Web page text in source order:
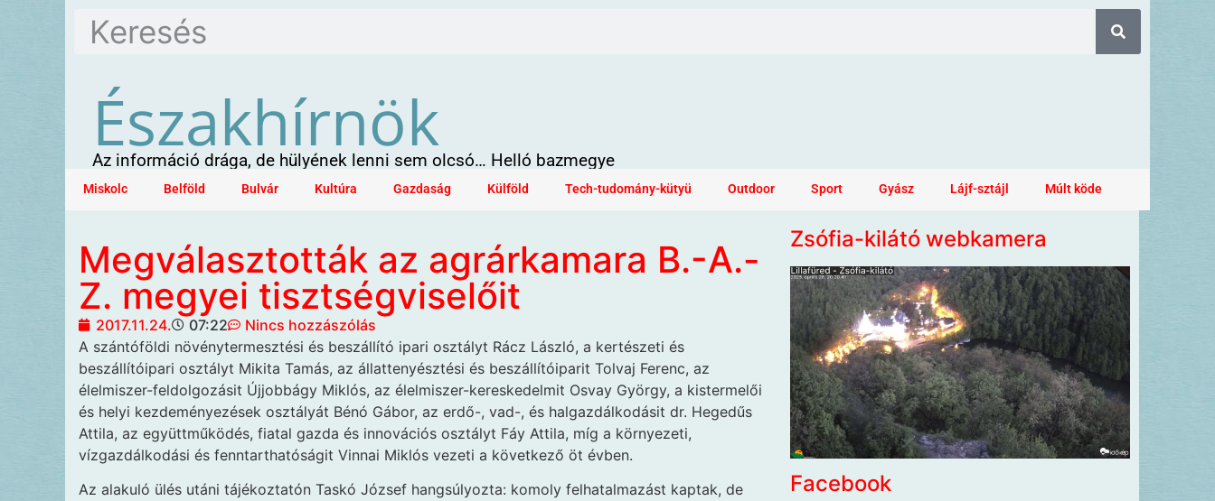
Északhírnök
Az információ drága, de hülyének lenni sem olcsó… Helló bazmegye
Miskolc Belföld Bulvár Kultúra Gazdaság Külföld Tech-tudomány-kütyü Outdoor Sport Gyász Lájf-sztájl Múlt köde
Megválasztották az agrárkamara B.-A.-
Z. megyei tisztségviselőit
2017.11.24. 07:22
Nincs hozzászólás
A szántóföldi növénytermesztési és beszállító ipari osztályt Rácz László, a kertészeti és
beszállítóipari osztályt Mikita Tamás, az állattenyésztési és beszállítóiparit Tolvaj Ferenc, az
élelmiszer-feldolgozásit Újjobbágy Miklós, az élelmiszer-kereskedelmit Osvay György, a kistermelői
és helyi kezdeményezések osztályát Bénó Gábor, az erdő-, vad-, és halgazdálkodásit dr. Hegedűs
Attila, az együttműködés, fiatal gazda és innovációs osztályt Fáy Attila, míg a környezeti,
vízgazdálkodási és fenntarthatóságit Vinnai Miklós vezeti a következő öt évben.
Az alakuló ülés utáni tájékoztatón Taskó József hangsúlyozta: komoly felhatalmazást kaptak, de
Zsófia-kilátó webkamera
Facebook